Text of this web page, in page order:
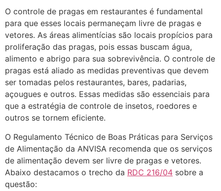
O controle de pragas em restaurantes é fundamental
para que esses locais permaneçam livre de pragas e
vetores. As áreas alimentícias são locais propícios para
proliferação das pragas, pois essas buscam água,
alimento e abrigo para sua sobrevivência. O controle de
pragas está aliado as medidas preventivas que devem
ser tomadas pelos restaurantes, bares, padarias,
açougues e outros. Essas medidas são essenciais para
que a estratégia de controle de insetos, roedores e
outros se tornem eficiente.
O Regulamento Técnico de Boas Práticas para Serviços
de Alimentação da ANVISA recomenda que os serviços
de alimentação devem ser livre de pragas e vetores.
Abaixo destacamos o trecho da RDC 216/04 sobre a
questão: